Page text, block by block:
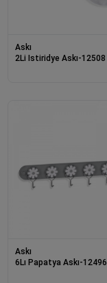
Askı
2Li Istiridye Askı-12508
Askı
6Lı Papatya Askı-12496